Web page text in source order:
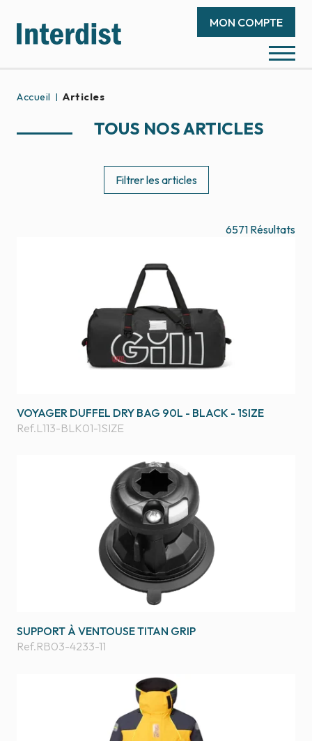
MON COMPTE
Accueil Articles
TOUS NOS ARTICLES
Filtrer les articles
6571 Résultats
VOYAGER DUFFEL DRY BAG 90L - BLACK - 1SIZE
Ref.L113-BLK01-1SIZE
SUPPORT À VENTOUSE TITAN GRIP
Ref.RB03-4233-11